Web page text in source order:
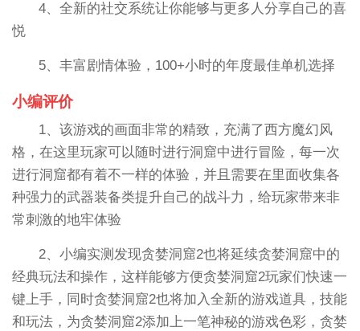
4、全新的社交系统让你能够与更多人分享自己的喜
悦
5、丰富剧情体验，100+小时的年度最佳单机选择
小编评价
1、该游戏的画面非常的精致，充满了西方魔幻风
格，在这里玩家可以随时进行洞窟中进行冒险，每一次
进行洞窟都有着不一样的体验，并且需要在里面收集各
种强力的武器装备类提升自己的战斗力，给玩家带来非
常刺激的地牢体验
2、小编实测发现贪婪洞窟2也将延续贪婪洞窟中的
经典玩法和操作，这样能够方便贪婪洞窟2玩家们快速一
键上手，同时贪婪洞窟2也将加入全新的游戏道具，技能
和玩法，为贪婪洞窟2添加上一笔神秘的游戏色彩，贪婪